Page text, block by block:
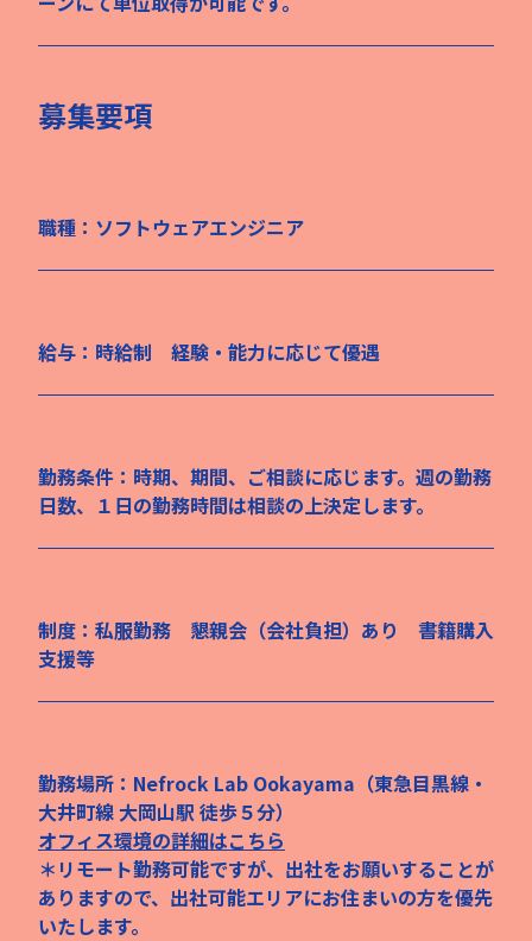
募集要項
職種：ソフトウェアエンジニア
給与：時給制 経験・能力に応じて優遇
勤務条件：時期、期間、ご相談に応じます。週の勤務
日数、１日の勤務時間は相談の上決定します。
制度：私服勤務 懇親会（会社負担）あり 書籍購入
支援等
勤務場所：Nefrock Lab Ookayama（東急目黒線・
大井町線 大岡山駅 徒歩５分）
オフィス環境の詳細はこちら
＊リモート勤務可能ですが、出社をお願いすることが
ありますので、出社可能エリアにお住まいの方を優先
いたします。